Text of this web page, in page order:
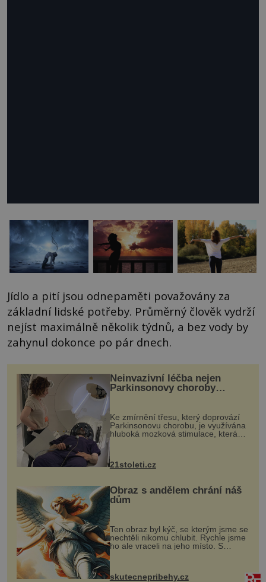
Jídlo a pití jsou odnepaměti považovány za
základní lidské potřeby. Průměrný člověk vydrží
nejíst maximálně několik týdnů, a bez vody by
zahynul dokonce po pár dnech.
Neinvazivní léčba nejen
Parkinsonovy choroby
Ke zmírnění třesu, který doprovází
Parkinsonovu chorobu, je využívána
hluboká mozková stimulace, která
však vyžaduje vysoce invazivní
k dostatečně přesnému zacílení ...
21stoleti.cz
Obraz s andělem chrání náš
dům
Ten obraz byl kýč, se kterým jsme se
nechtěli nikomu chlubit. Rychle jsme
ho ale vraceli na jeho místo. S
manželem Vaškem jsme si pořídili
chaloupku, takový domek na severu
Čech, kde jsme si naplánova...
skutecnepribehy.cz